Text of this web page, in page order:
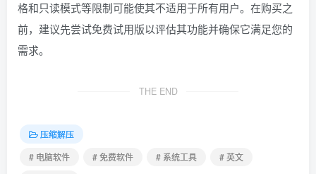
格和只读模式等限制可能使其不适用于所有用户。在购买之
前，建议先尝试免费试用版以评估其功能并确保它满足您的
需求。
THE END
压缩解压
# 电脑软件
# 免费软件 # 系统工具
# 英文